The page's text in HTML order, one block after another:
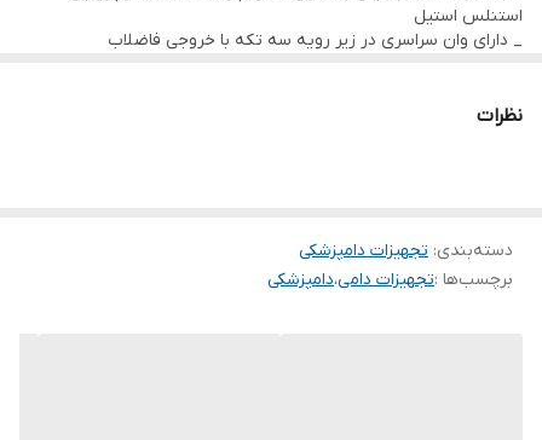
استنلس استیل
_ دارای وان سراسری در زیر رویه سه تکه با خروجی فاضلاب
ملحقات :
نظرات
دسته‌بندی: تجهیزات دامپزشکی
برچسب‌ها :تجهیزات دامی،دامپزشکی